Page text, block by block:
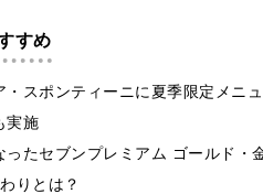
すめ
・スポンティーニに夏季限定メニ
実施
ったセブンプレミアム ゴールド
りとは？